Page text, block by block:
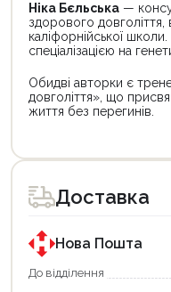
Ніка Бєльська —
здорового довголіття,
каліфорнійської
спеціалізацією на
Обидві авторки є
довголіття», що
життя без перегинів.
товар
для
покупки
державною
програмою
єКнига.
Використовуйте
товар
для
покупки
державною
програмою
«Національний
кешбек».
Доставка
Нова Пошта
До відділення